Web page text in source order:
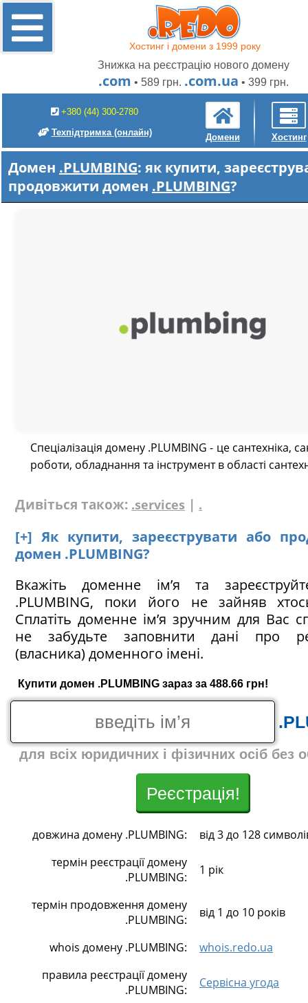
Хостинг і домени з 1999 року
Знижка на реєстрацію нового домену
.com • 589 грн. .com.ua • 399 грн.
+380 (44) 300-2780
Техпідтримка (онлайн) Домени Хостинг
Домен .PLUMBING: як купити,
продовжити домен .PLUMBING?
Спеціалізація домену .PLUMBING - це сантехніка,
роботи, обладнання та інструмент в області
Дивіться також: .services | .
[+] Як купити, зареєструвати або
домен .PLUMBING?
Вкажіть доменне ім’я та
.PLUMBING, поки його не зайняв
Сплатіть доменне ім’я зручним для Вас
не забудьте заповнити дані про
(власника) доменного імені.
Купити домен .PLUMBING зараз за 488.66 грн!
для всіх юридичних і фізичних осіб без
Реєстрація!
довжина домену .PLUMBING:
від 3 до 128
термін реєстрації домену
.PLUMBING:
1 рік
термін продовження домену
.PLUMBING:
від 1 до 10 років
whois домену .PLUMBING:
whois.redo.ua
правила реєстрації домену
.PLUMBING:
Сервісна угода